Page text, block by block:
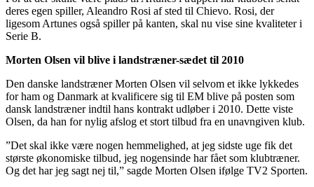
deres egen spiller, Aleandro Rosi af sted til Chievo. Rosi, der
ligesom Artunes også spiller på kanten, skal nu vise sine kvaliteter i
Serie B.
Morten Olsen vil blive i landstræner-sædet til 2010
Den danske landstræner Morten Olsen vil selvom et ikke lykkedes
for ham og Danmark at kvalificere sig til EM blive på posten som
dansk landstræner indtil hans kontrakt udløber i 2010. Dette viste
Olsen, da han for nylig afslog et stort tilbud fra en unavngiven klub.
”Det skal ikke være nogen hemmelighed, at jeg sidste uge fik det
største økonomiske tilbud, jeg nogensinde har fået som klubtræner.
Og det har jeg sagt nej til,” sagde Morten Olsen ifølge TV2 Sporten.